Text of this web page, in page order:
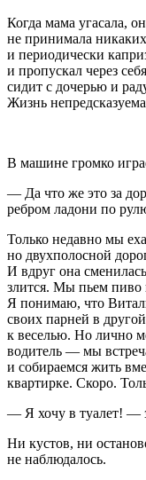
Когда мама угасала,
не принимала
и периодически
и пропускал через
сидит с дочерью и
Жизнь
В машине громко
— Да что же это за
ребром ладони по
Только недавно мы
но двухполосной
И вдруг она
злится. Мы пьем пиво
Я понимаю, что
своих парней в
к веселью. Но лично
водитель — мы
и собираемся жить
квартирке. Скоро.
— Я хочу в туалет! —
Ни кустов, ни
не наблюдалось.